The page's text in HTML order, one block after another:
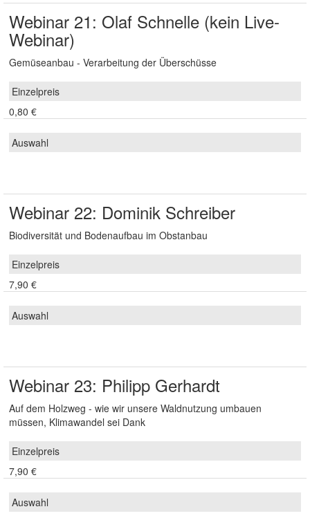
Webinar 21: Olaf Schnelle (kein Live-
Webinar)
Gemüseanbau - Verarbeitung der Überschüsse
0,80 €
Webinar 22: Dominik Schreiber
Biodiversität und Bodenaufbau im Obstanbau
7,90 €
Webinar 23: Philipp Gerhardt
Auf dem Holzweg - wie wir unsere Waldnutzung umbauen
müssen, Klimawandel sei Dank
7,90 €